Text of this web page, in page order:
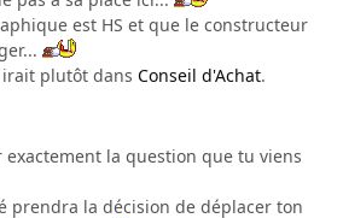
est HS et que le constructeur
irait plutôt dans Conseil d'Achat.
exactement la question que tu viens
prendra la décision de déplacer ton